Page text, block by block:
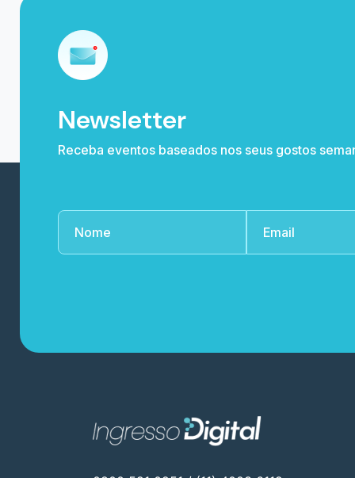
Newsletter
Receba eventos baseados nos seus gostos